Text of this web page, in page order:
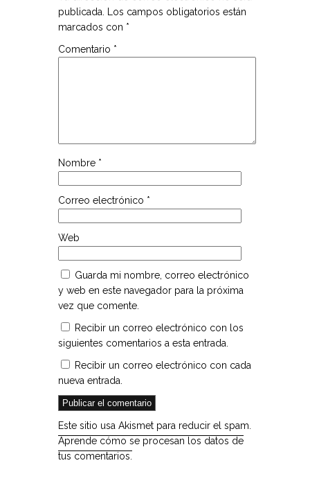
publicada.
Los campos obligatorios están
marcados con *
Comentario *
Nombre *
Correo electrónico *
Web
Guarda mi nombre, correo electrónico
y web en este navegador para la próxima
vez que comente.
Recibir un correo electrónico con los
siguientes comentarios a esta entrada.
Recibir un correo electrónico con cada
nueva entrada.
Este sitio usa Akismet para reducir el spam.
Aprende cómo se procesan los datos de
tus comentarios.